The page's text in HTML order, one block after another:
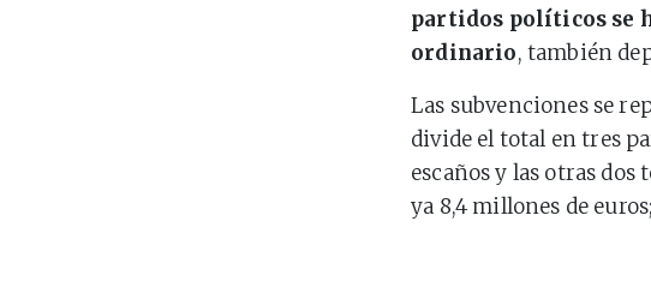
partidos políticos se
ordinario, también
Las subvenciones se
divide el total en tres
escaños y las otras dos
ya 8,4 millones de